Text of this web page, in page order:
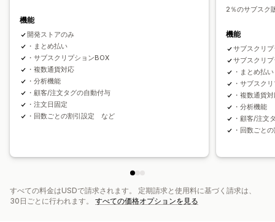
機能
開発ストアのみ
・まとめ払い
・サブスクリプションBOX
・複数通貨対応
・分析機能
・顧客/注文タグの自動付与
・注文日固定
・回数ごとの割引設定 など
2％のサブスク
機能
サブスクリ
サブスクリ
・まとめ払い
・サブスク
・複数通貨
・分析機能
・顧客/注文
・回数ごと
すべての料金はUSDで請求されます。 定期請求と使用料に基づく請求は、
30日ごとに行われます。 すべての価格オプションを見る